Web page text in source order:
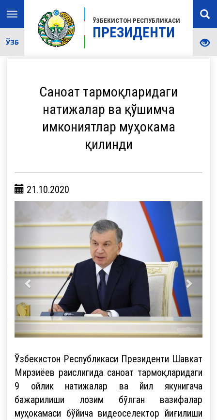
ЎЗБЕКИСТОН РЕСПУБЛИКАСИ
ПРЕЗИДЕНТИ
Toggle
navigation
ЎЗБ
Саноат тармоқларидаги
натижалар ва қўшимча
имкониятлар муҳокама
қилинди
21.10.2020
Ўзбекистон Республикаси Президенти Шавкат
Мирзиёев раислигида саноат тармоқларидаги
9 ойлик натижалар ва йил якунигача
бажарилиши лозим бўлган вазифалар
муҳокамаси бўйича видеоселектор йиғилиши